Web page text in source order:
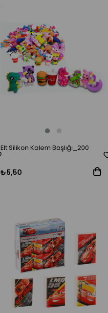
Elt Silikon Kalem Başlığı_200
₺5,50